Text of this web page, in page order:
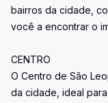
bairros da cidade,
você a encontrar o
CENTRO
O Centro de São
da cidade, ideal